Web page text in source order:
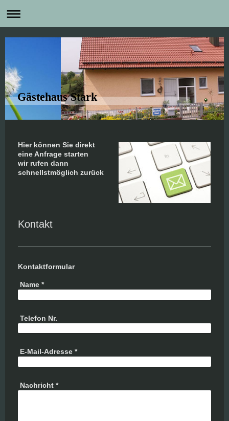
Gästehaus Stark
Hier können Sie direkt
eine Anfrage starten
wir rufen dann
schnellstmöglich zurück
Kontakt
Kontaktformular
Name*
Telefon Nr.
E-Mail-Adresse*
Nachricht*